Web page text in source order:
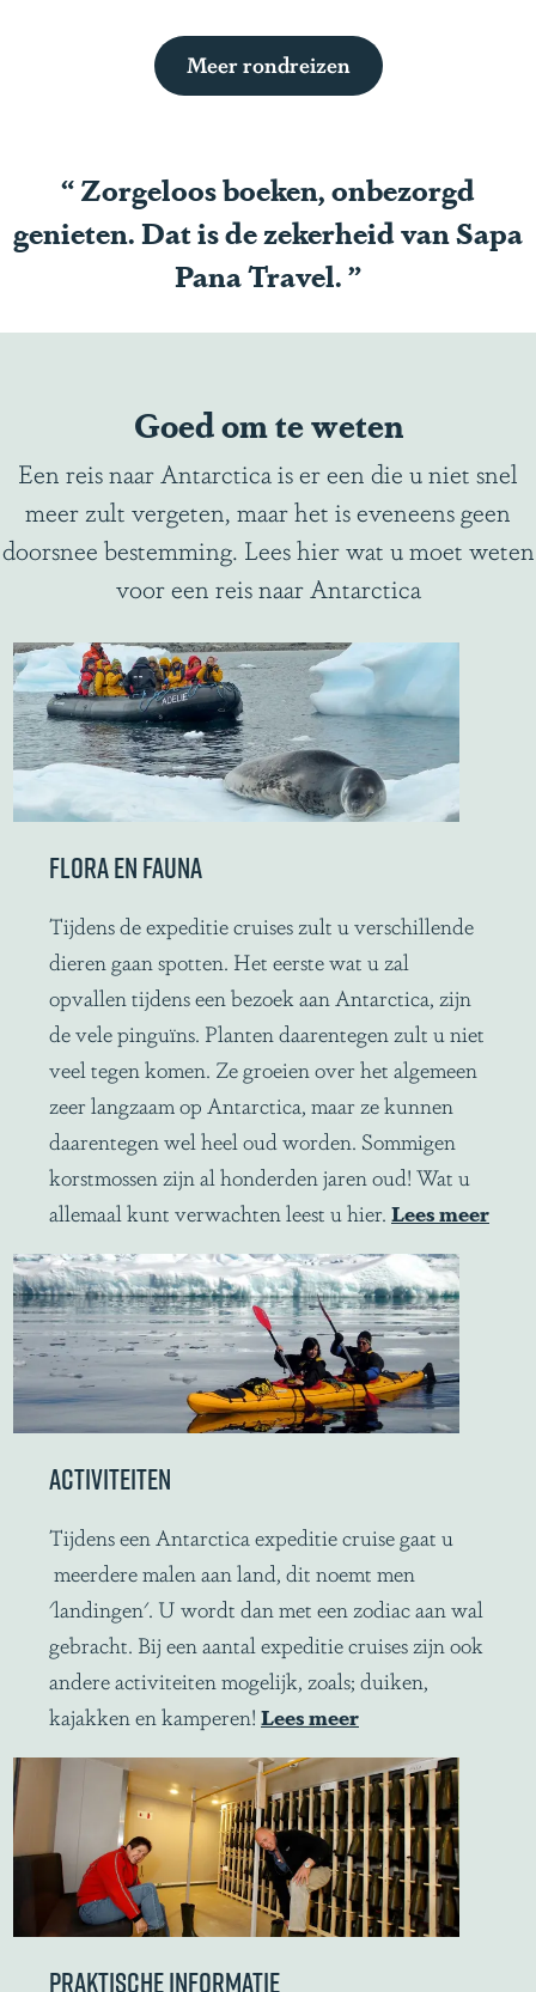
a
a
Meer rondreizen
“Zorgeloos boeken, onbezorgd
genieten. Dat is de zekerheid van Sapa
Pana Travel.”
Goed om te weten
Een reis naar Antarctica is er een die u niet snel
meer zult vergeten, maar het is eveneens geen
doorsnee bestemming. Lees hier wat u moet weten
voor een reis naar Antarctica
FLORA EN FAUNA
F
l
o
r
a
e
n
F
a
u
n
a
Tijdens de expeditie cruises zult u verschillende
dieren gaan spotten. Het eerste wat u zal
opvallen tijdens een bezoek aan Antarctica, zijn
de vele pinguïns. Planten daarentegen zult u niet
veel tegen komen. Ze groeien over het algemeen
zeer langzaam op Antarctica, maar ze kunnen
daarentegen wel heel oud worden. Sommigen
korstmossen zijn al honderden jaren oud! Wat u
allemaal kunt verwachten leest u hier.Lees meer
ACTIVITEITEN
A
c
t
i
v
i
t
t
n
Tijdens een Antarctica expeditie cruise gaat u
meerdere malen aan land, dit noemt men
'landingen'. U wordt dan met een zodiac aan wal
gebracht. Bij een aantal expeditie cruises zijn ook
andere activiteiten mogelijk, zoals; duiken,
kajakken en kamperen!Lees meer
PRAKTISCHE INFORMATIE